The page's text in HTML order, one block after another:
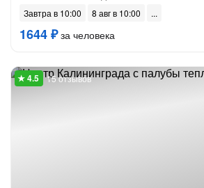
Завтра в 10:00 8 авг в 10:00
1644 ₽за человека
15 отзывов